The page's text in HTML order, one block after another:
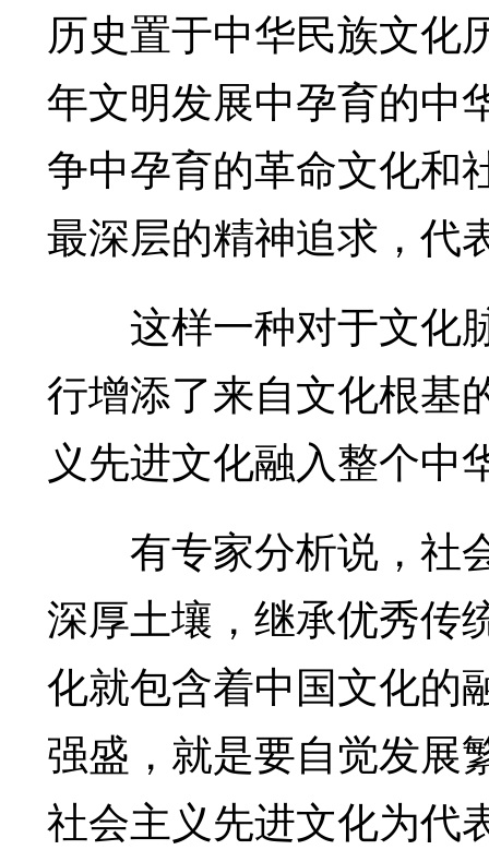
历史置于中华民族文化
年文明发展中孕育的中
争中孕育的革命文化和
最深层的精神追求，代
这样一种对于文化
行增添了来自文化根基
义先进文化融入整个中
有专家分析说，社
深厚土壤，继承优秀传
化就包含着中国文化的
强盛，就是要自觉发展
社会主义先进文化为代